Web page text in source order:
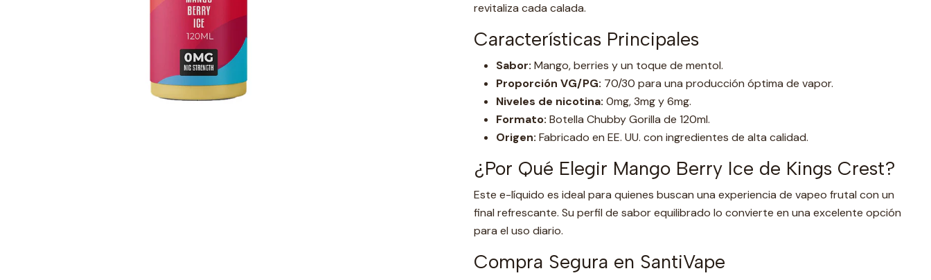
revitaliza cada calada.
Características Principales
Sabor: Mango, berries y un toque de mentol.
Proporción VG/PG: 70/30 para una producción óptima de vapor.
Niveles de nicotina: 0mg, 3mg y 6mg.
Formato: Botella Chubby Gorilla de 120ml.
Origen: Fabricado en EE. UU. con ingredientes de alta calidad.
¿Por Qué Elegir Mango Berry Ice de Kings Crest?
Este e-líquido es ideal para quienes buscan una experiencia de vapeo frutal con un
final refrescante. Su perfil de sabor equilibrado lo convierte en una excelente opción
para el uso diario.
Compra Segura en SantiVape